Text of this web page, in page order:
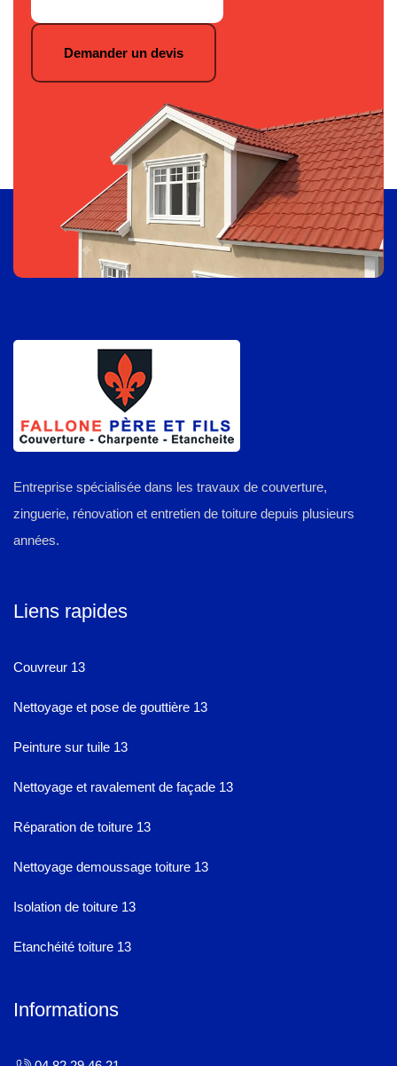
Demander un devis
Entreprise spécialisée dans les travaux de couverture,
zinguerie, rénovation et entretien de toiture depuis plusieurs
années.
Liens rapides
Couvreur 13
Nettoyage et pose de gouttière 13
Peinture sur tuile 13
Nettoyage et ravalement de façade 13
Réparation de toiture 13
Nettoyage demoussage toiture 13
Isolation de toiture 13
Etanchéité toiture 13
Informations